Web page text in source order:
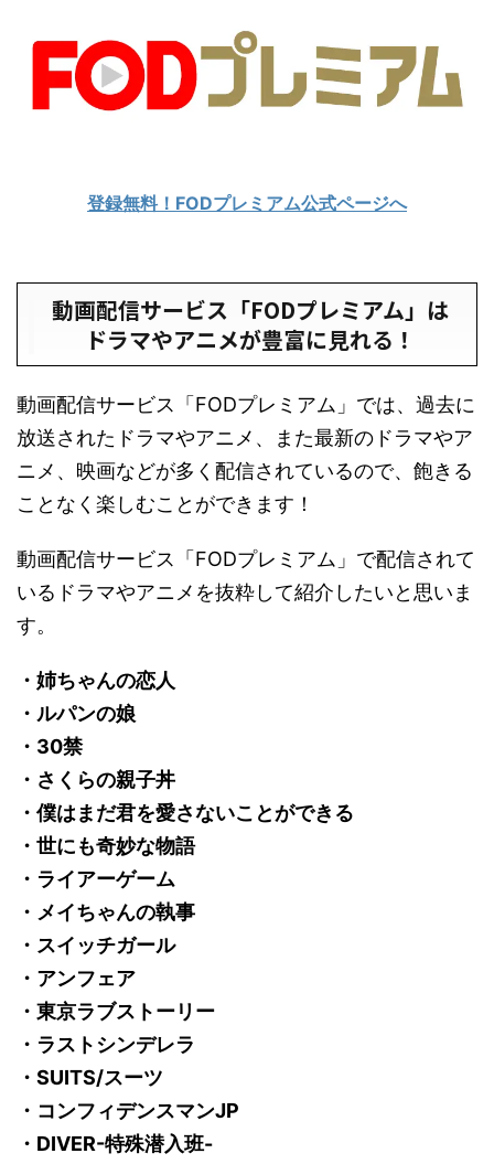
登録無料！FODプレミアム公式ページへ
動画配信サービス「FODプレミアム」は
ドラマやアニメが豊富に見れる！
動画配信サービス「FODプレミアム」では、過去に
放送されたドラマやアニメ、また最新のドラマやア
ニメ、映画などが多く配信されているので、飽きる
ことなく楽しむことができます！
動画配信サービス「FODプレミアム」で配信されて
いるドラマやアニメを抜粋して紹介したいと思いま
す。
・姉ちゃんの恋人
・ルパンの娘
・30禁
・さくらの親子丼
・僕はまだ君を愛さないことができる
・世にも奇妙な物語
・ライアーゲーム
・メイちゃんの執事
・スイッチガール
・アンフェア
・東京ラブストーリー
・ラストシンデレラ
・SUITS/スーツ
・コンフィデンスマンJP
・DIVER-特殊潜入班-